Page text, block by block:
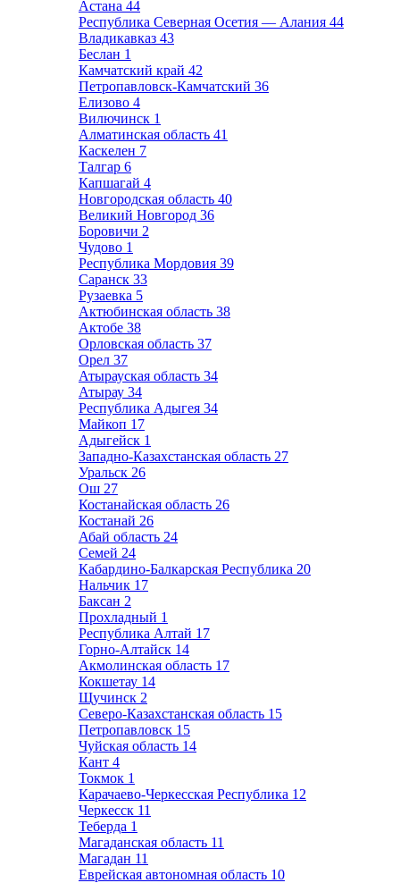
Астана 44
Республика Северная Осетия — Алания 44
Владикавказ 43
Беслан 1
Камчатский край 42
Петропавловск-Камчатский 36
Елизово 4
Вилючинск 1
Алматинская область 41
Каскелен 7
Талгар 6
Капшагай 4
Новгородская область 40
Великий Новгород 36
Боровичи 2
Чудово 1
Республика Мордовия 39
Саранск 33
Рузаевка 5
Актюбинская область 38
Актобе 38
Орловская область 37
Орел 37
Атырауская область 34
Атырау 34
Республика Адыгея 34
Майкоп 17
Адыгейск 1
Западно-Казахстанская область 27
Уральск 26
Ош 27
Костанайская область 26
Костанай 26
Абай область 24
Семей 24
Кабардино-Балкарская Республика 20
Нальчик 17
Баксан 2
Прохладный 1
Республика Алтай 17
Горно-Алтайск 14
Акмолинская область 17
Кокшетау 14
Щучинск 2
Северо-Казахстанская область 15
Петропавловск 15
Чуйская область 14
Кант 4
Токмок 1
Карачаево-Черкесская Республика 12
Черкесск 11
Теберда 1
Магаданская область 11
Магадан 11
Еврейская автономная область 10